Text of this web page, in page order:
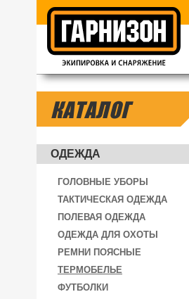
КАТАЛОГ
ОДЕЖДА
ГОЛОВНЫЕ УБОРЫ
ТАКТИЧЕСКАЯ ОДЕЖДА
ПОЛЕВАЯ ОДЕЖДА
ОДЕЖДА ДЛЯ ОХОТЫ
РЕМНИ ПОЯСНЫЕ
ТЕРМОБЕЛЬЕ
ФУТБОЛКИ